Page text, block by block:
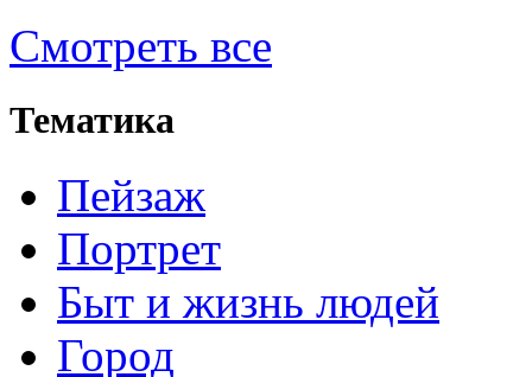
Смотреть все
Тематика
Пейзаж
Портрет
Быт и жизнь людей
Город